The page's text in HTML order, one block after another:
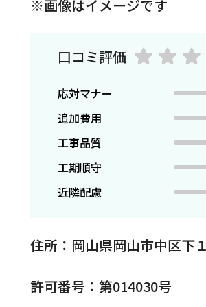
※画像はイメージです
口コミ評価
応対マナー
追加費用
工事品質
工期順守
近隣配慮
住所：岡山県岡山市中区下
許可番号：第014030号